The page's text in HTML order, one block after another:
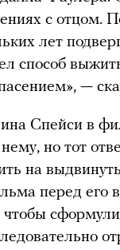
с отцом.
лет
способ
—
Спейси в
но тот
на
перед его